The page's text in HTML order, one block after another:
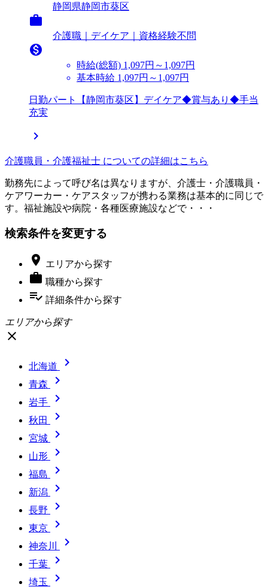
静岡県静岡市葵区

介護職｜デイケア｜資格経験不問

時給(総額) 1,097円～1,097円
基本時給 1,097円～1,097円
日勤パート【静岡市葵区】デイケア◆賞与あり◆手当
充実

介護職員・介護福祉士 についての詳細はこちら
勤務先によって呼び名は異なりますが、介護士・介護職員・
ケアワーカー・ケアスタッフが携わる業務は基本的に同じで
す。福祉施設や病院・各種医療施設などで・・・
検索条件を変更する
 エリアから探す
 職種から探す
playlist_add_check 詳細条件から探す
エリアから探す
close
北海道 
青森 
岩手 
秋田 
宮城 
山形 
福島 
新潟 
長野 
東京 
神奈川 
千葉 
埼玉 